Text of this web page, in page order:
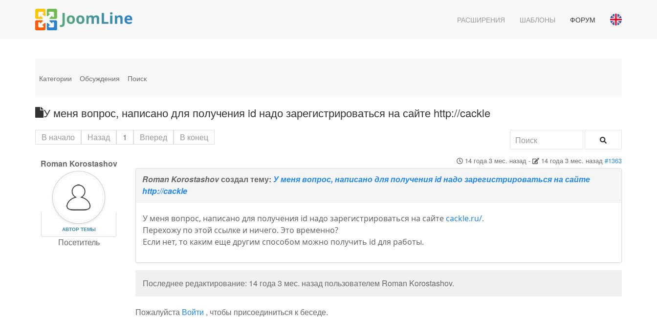
РАСШИРЕНИЯ ШАБЛОНЫ ФОРУМ
Категории Обсуждения Поиск
У меня вопрос, написано для получения id надо зарегистрироваться на сайте http://cackle
В начало Назад 1 Вперед В конец
Roman Korostashov
АВТОР ТЕМЫ
Посетитель
14 года 3 мес. назад- 14 года 3 мес. назад #1363
Roman Korostashovсоздал тему:У меня вопрос, написано для получения id надо зарегистрироваться на сайте
http://cackle
У меня вопрос, написано для получения id надо зарегистрироваться на сайте cackle.ru/.
Перехожу по этой ссылке и ничего. Это временно?
Если нет, то каким еще другим способом можно получить id для работы.
Последнее редактирование: 14 года 3 мес. назад пользователем Roman Korostashov.
Пожалуйста Войти , чтобы присоединиться к беседе.